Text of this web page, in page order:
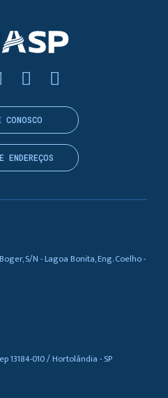
S/N - Lagoa Bonita, Eng. Coelho -
13184-010 / Hortolândia - SP
CONOSCO
ENDEREÇOS